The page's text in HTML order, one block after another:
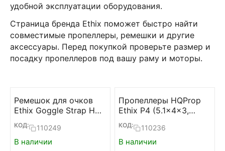
удобной эксплуатации оборудования.
Страница бренда Ethix поможет быстро найти
совместимые пропеллеры, ремешки и другие
аксессуары. Перед покупкой проверьте размер и
посадку пропеллеров под вашу раму и моторы.
Ремешок для очков
Ethix Goggle Strap HD
V3
КОД: 110249
В наличии
Пропеллеры HQProp
Ethix P4 (5.1x4x3,
Candy Cane,
2CW+2CCW)
КОД: 110236
В наличии